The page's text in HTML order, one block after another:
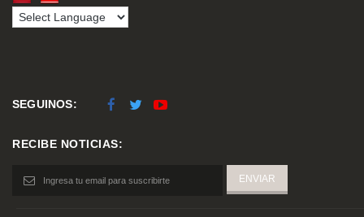
SEGUINOS:
RECIBE NOTICIAS: